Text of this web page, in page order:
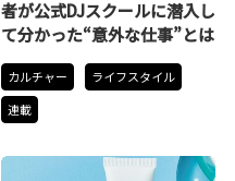
者が公式DJスクールに潜入し
て分かった“意外な仕事”とは
カルチャー
ライフスタイル
連載